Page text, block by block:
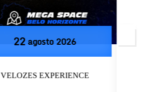
22agosto2026
VELOZES EXPERIENCE